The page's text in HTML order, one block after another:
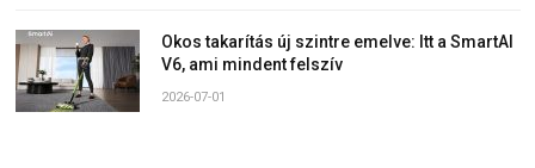
Okos takarítás új szintre emelve: Itt a SmartAI
V6, ami mindent felszív
2026-07-01